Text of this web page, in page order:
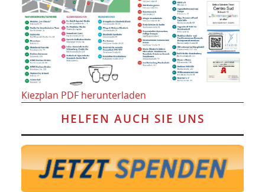
Kiezplan PDF herunterladen
HELFEN AUCH SIE UNS